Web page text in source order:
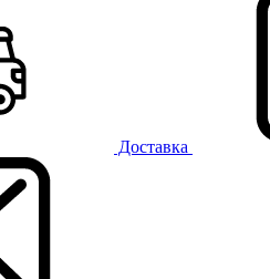
Доставка